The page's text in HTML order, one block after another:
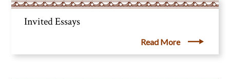
Invited Essays
Read More